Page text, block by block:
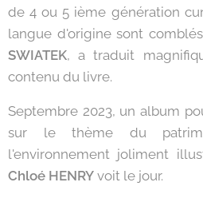
de 4 ou 5 ième génération
langue d'origine sont
SWIATEK, a traduit
contenu du livre.
Septembre 2023, un album
sur le thème du
l'environnement joliment
Chloé HENRY voit le jour.